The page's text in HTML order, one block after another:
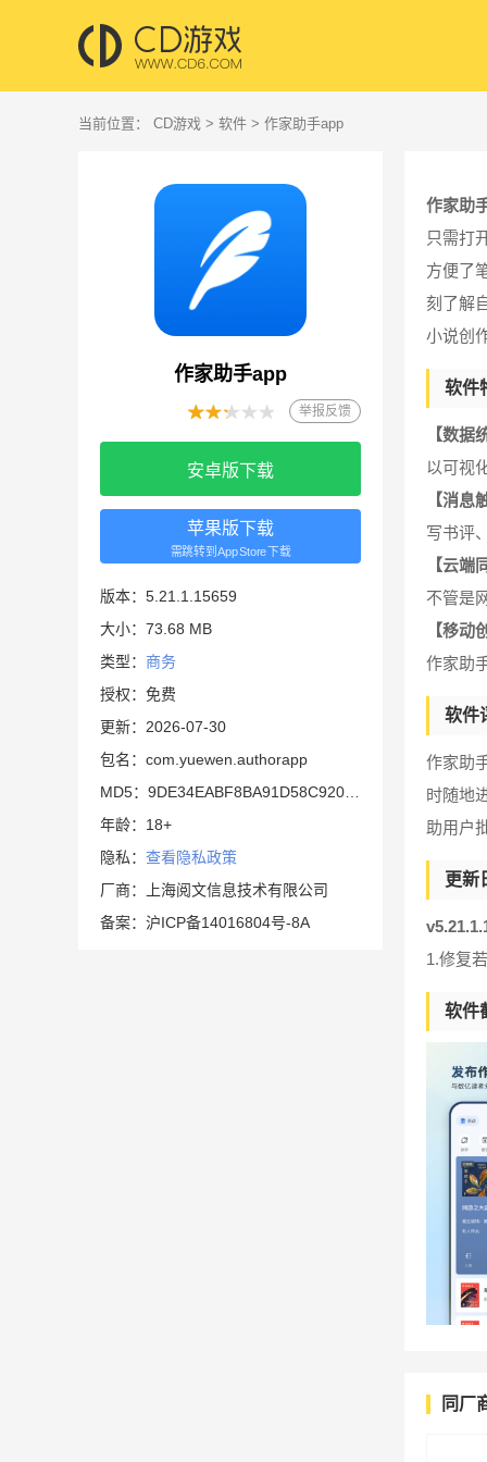
当前位置： CD游戏 > 软件 > 作家助手app
作家助手app
举报反馈
安卓版下载
苹果版下载
需跳转到AppStore下载
版本：5.21.1.15659
大小：73.68 MB
类型： 商务
授权：免费
更新：2026-07-30
包名：com.yuewen.authorapp
年龄：18+
隐私： 查看隐私政策
厂商：上海阅文信息技术有限公司
备案：沪ICP备14016804号-8A
作家助
只需打
方便了
刻了解
小说创
软件
【数据
以可视
【消息
写书评
【云端
不管是
【移动
作家助
软件
作家助
时随地
助用户
更新
1.修复
软件
同厂